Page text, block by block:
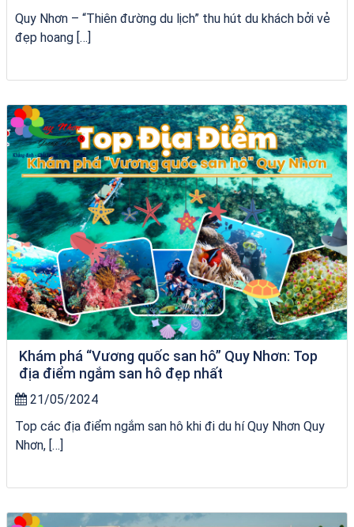
Quy Nhơn – “Thiên đường du lịch” thu hút du khách bởi vẻ
đẹp hoang […]
City Tour Quy Nhơn
Khám phá “Vương quốc san hô” Quy Nhơn: Top
địa điểm ngắm san hô đẹp nhất
21/05/2024
Top các địa điểm ngắm san hô khi đi du hí Quy Nhơn Quy
Nhơn, […]
City Tour Quy Nhơn